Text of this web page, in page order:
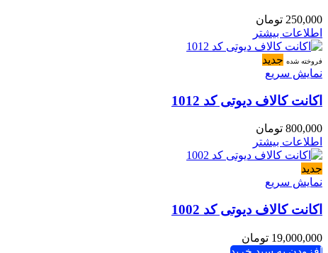
250,000 تومان
اطلاعات بیشتر
فروخته شده جدید
نمایش سریع
اکانت کالاف دیوتی کد 1012
800,000 تومان
اطلاعات بیشتر
جدید
نمایش سریع
اکانت کالاف دیوتی کد 1002
19,000,000 تومان